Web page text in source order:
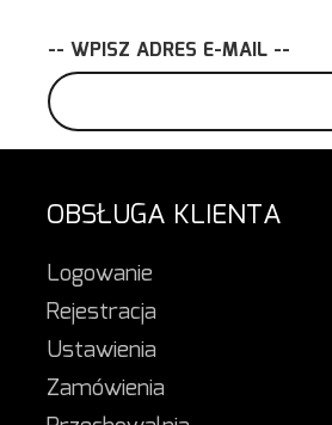
-- WPISZ ADRES E-MAIL --
OBSŁUGA KLIENTA
Logowanie
Rejestracja
Ustawienia
Zamówienia